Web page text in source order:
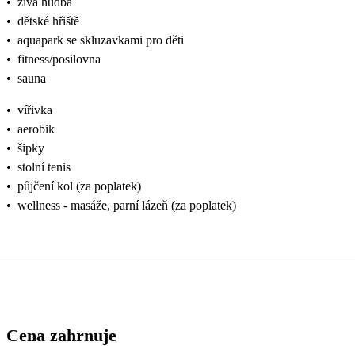
• dětské hřiště
• aquapark se skluzavkami pro děti
• fitness/posilovna
• sauna
• vířivka
• aerobik
• šipky
• stolní tenis
• půjčení kol (za poplatek)
• wellness - masáže, parní lázeň (za poplatek)
Cena zahrnuje